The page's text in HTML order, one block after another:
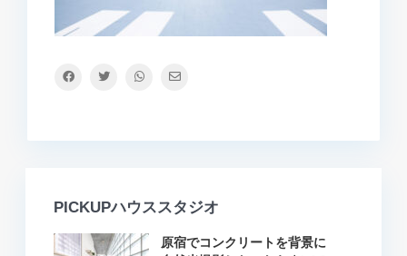
PICKUPハウススタジオ
原宿でコンクリートを背景に